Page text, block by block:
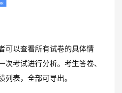
可以查看所有试卷的具体情
考试进行分析。考生答卷、
表，全部可导出。